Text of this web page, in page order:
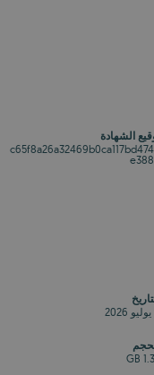
الشهادة